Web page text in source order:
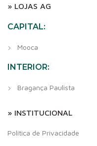
» LOJAS AG
CAPITAL:
Mooca
INTERIOR:
Bragança Paulista
» INSTITUCIONAL
Política de Privacidade